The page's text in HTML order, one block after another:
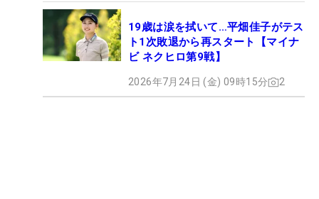
19歳は涙を拭いて…平畑佳子がテス
ト1次敗退から再スタート【マイナ
ビ ネクヒロ第9戦】
2026年7月24日 (金) 09時15分 2